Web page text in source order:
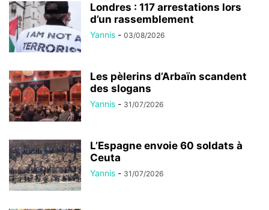
Londres : 117 arrestations lors
d’un rassemblement
Yannis - 03/08/2026
Les pèlerins d’Arbaïn scandent
des slogans
Yannis - 31/07/2026
L’Espagne envoie 60 soldats à
Ceuta
Yannis - 31/07/2026